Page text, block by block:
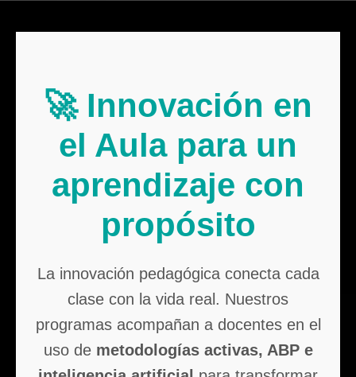
🚀 Innovación en
el Aula para un
aprendizaje con
propósito
La innovación pedagógica conecta cada
clase con la vida real. Nuestros
programas acompañan a docentes en el
uso de metodologías activas, ABP e